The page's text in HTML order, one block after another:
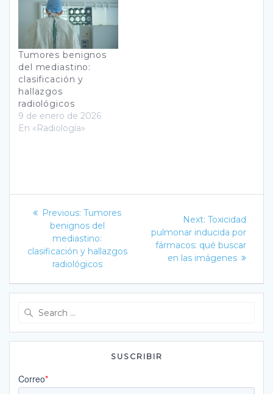
Tumores benignos
del mediastino:
clasificación y
hallazgos
radiológicos
9 de enero de 2026
En «Radiología»
Navegación
entradas
Previous: Previous
post:
Tumores
benignos del
mediastino:
clasificación y hallazgos
radiológicos
Next: Next
post:
Toxicidad
pulmonar inducida por
fármacos: qué buscar
en las imágenes
SUSCRIBIR